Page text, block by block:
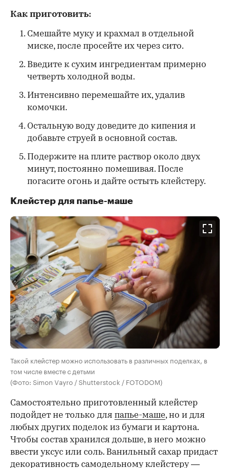
Как приготовить:
Смешайте муку и крахмал в отдельной
миске, после просейте их через сито.
Введите к сухим ингредиентам примерно
четверть холодной воды.
Интенсивно перемешайте их, удалив
комочки.
Остальную воду доведите до кипения и
добавьте струей в основной состав.
Подержите на плите раствор около двух
минут, постоянно помешивая. После
погасите огонь и дайте остыть клейстеру.
Клейстер для папье-маше
Такой клейстер можно использовать в различных поделках, в
том числе вместе с детьми
(Фото: Simon Vayro / Shutterstock / FOTODOM)
Самостоятельно приготовленный клейстер
подойдет не только для папье-маше, но и для
любых других поделок из бумаги и картона.
Чтобы состав хранился дольше, в него можно
ввести уксус или соль. Ванильный сахар придаст
декоративность самодельному клейстеру —